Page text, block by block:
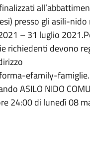
presso gli asili-nido
– 31 luglio
richiedenti devono
efamily-
ASILO NIDO
24:00 di lunedì 08